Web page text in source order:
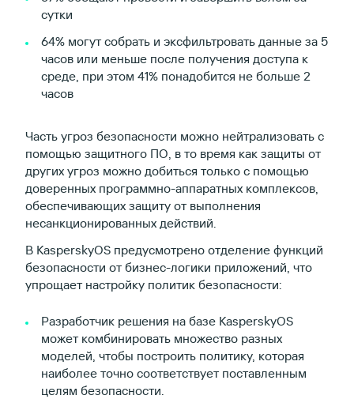
сутки
64% могут собрать и эксфильтровать данные за 5
часов или меньше после получения доступа к
среде, при этом 41% понадобится не больше 2
часов
Часть угроз безопасности можно нейтрализовать с
помощью защитного ПО, в то время как защиты от
других угроз можно добиться только с помощью
доверенных программно-аппаратных комплексов,
обеспечивающих защиту от выполнения
несанкционированных действий.
В KasperskyOS предусмотрено отделение функций
безопасности от бизнес-логики приложений, что
упрощает настройку политик безопасности:
Разработчик решения на базе KasperskyOS
может комбинировать множество разных
моделей, чтобы построить политику, которая
наиболее точно соответствует поставленным
целям безопасности.